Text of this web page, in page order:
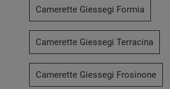
Camerette Giessegi Formia
Camerette Giessegi Terracina
Camerette Giessegi Frosinone